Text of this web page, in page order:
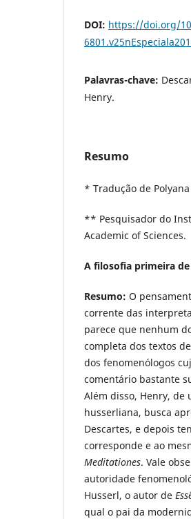
DOI: https://doi.org/
Palavras-chave:
Henry.
Resumo
* Tradução de
** Pesquisador do
Academic of Sciences.
A filosofia primeira
Resumo: O
corrente das
parece que nenhum
completa dos textos
dos fenomenólogos
comentário bastante
Além disso, Henry, de
husserliana, busca
Descartes, e depois
corresponde e ao
Meditationes. Vale
autoridade
Husserl, o autor de
qual o pai da